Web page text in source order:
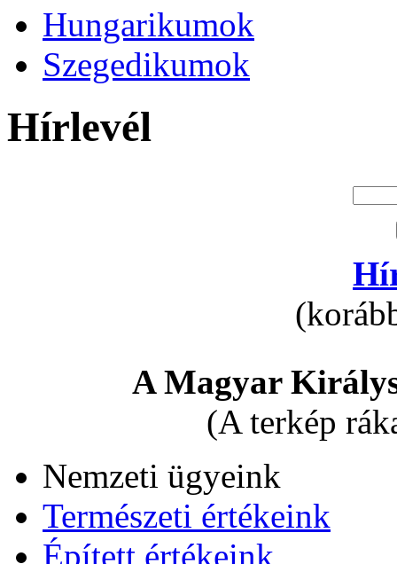
Hungarikumok
Szegedikumok
Hírlevél
A Magyar
(A terkép
Nemzeti ügyeink
Természeti értékeink
Épített értékeink